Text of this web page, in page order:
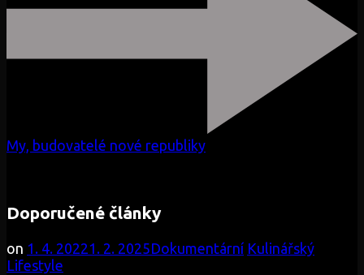
My, budovatelé nové republiky
Doporučené články
on 1. 4. 20221. 2. 2025Dokumentární Kulinářský
Lifestyle